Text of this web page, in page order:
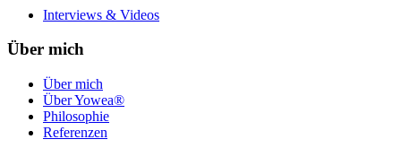
Interviews & Videos
Über mich
Über mich
Über Yowea®
Philosophie
Referenzen